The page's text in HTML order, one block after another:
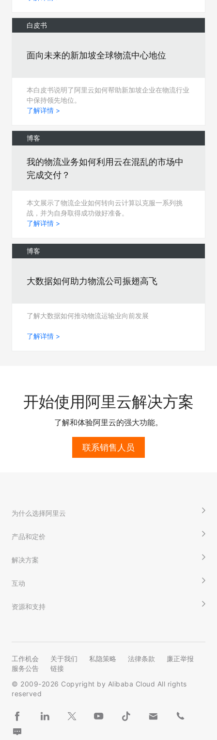
白皮书
面向未来的新加坡全球物流中心地位
本白皮书说明了阿里云如何帮助新加坡企业在物流行业
中保持领先地位。
了解详情 >
博客
我的物流业务如何利用云在混乱的市场中
完成交付？
本文展示了物流企业如何转向云计算以克服一系列挑
战，并为自身取得成功做好准备。
了解详情 >
博客
大数据如何助力物流公司振翅高飞
了解大数据如何推动物流运输业向前发展
了解详情 >
开始使用阿里云解决方案
了解和体验阿里云的强大功能。
联系销售人员
为什么选择阿里云
产品和定价
解决方案
互动
资源和支持
工作机会 关于我们 私隐策略 法律条款
廉正举报
服务公告
链接
© 2009-2026 Copyright by Alibaba Cloud All rights
reserved